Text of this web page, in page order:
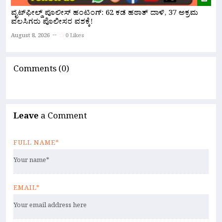
ವೈಟ್‌ಫೀಲ್ಡ್ ಪೊಲೀಸ್ ಹಂಟಿಂಗ್: 62 ಕಡೆ ಹಠಾತ್ ದಾಳಿ, 37 ಅಕ್ರಮ
ವಲಸಿಗರು ಪೊಲೀಸರ ವಶಕ್ಕೆ!
August 8, 2026 0 Likes
Comments (0)
Leave a Comment
FULL NAME*
EMAIL*